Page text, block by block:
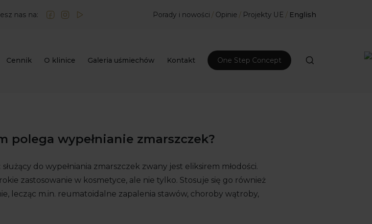
nas na: Porady i nowości / Opinie / Projekty UE / English
Cennik O klinice Galeria uśmiechów Kontakt One Step Concept
polega wypełnianie zmarszczek?
służący do wypełniania zmarszczek zwany jest eliksirem młodości.
zastosowanie w kosmetyce, ale nie tylko. Stosuje się go również
lecząc m.in. reumatoidalne zapalenia stawów, choroby wątroby,